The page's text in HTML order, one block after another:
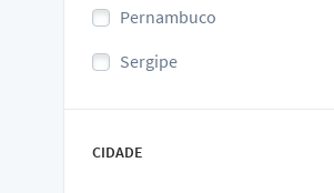
Pernambuco
Sergipe
CIDADE